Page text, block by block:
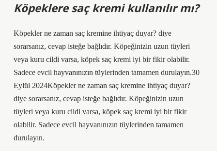
Köpeklere saç kremi kullanılır mı?
Köpekler ne zaman saç kremine ihtiyaç duyar? diye
sorarsanız, cevap isteğe bağlıdır. Köpeğinizin uzun tüyleri
veya kuru cildi varsa, köpek saç kremi iyi bir fikir olabilir.
Sadece evcil hayvanınızın tüylerinden tamamen durulayın.30
Eylül 2024Köpekler ne zaman saç kremine ihtiyaç duyar?
diye sorarsanız, cevap isteğe bağlıdır. Köpeğinizin uzun
tüyleri veya kuru cildi varsa, köpek saç kremi iyi bir fikir
olabilir. Sadece evcil hayvanınızın tüylerinden tamamen
durulayın.